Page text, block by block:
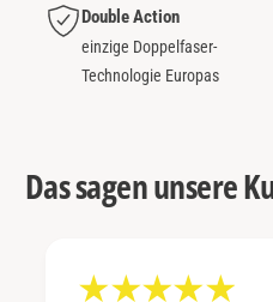
Double Action
einzige Doppelfaser-
Technologie Europas
Das sagen unsere